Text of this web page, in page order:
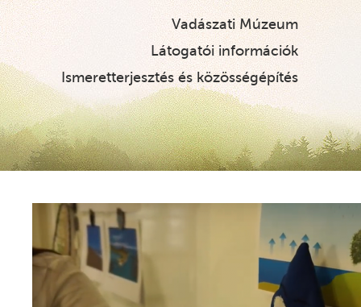
Vadászati Múzeum
Látogatói információk
Ismeretterjesztés és közösségépítés